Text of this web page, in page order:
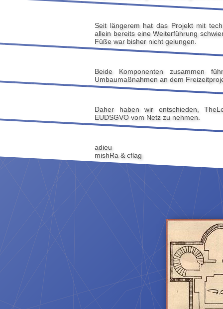
Seit längerem hat das Projekt mit
allein bereits eine Weiterführung
Füße war bisher nicht gelungen.
Beide Komponenten zusammen
Umbaumaßnahmen an dem
Daher haben wir entschieden,
EUDSGVO vom Netz zu nehmen.
adieu
mishRa & cflag